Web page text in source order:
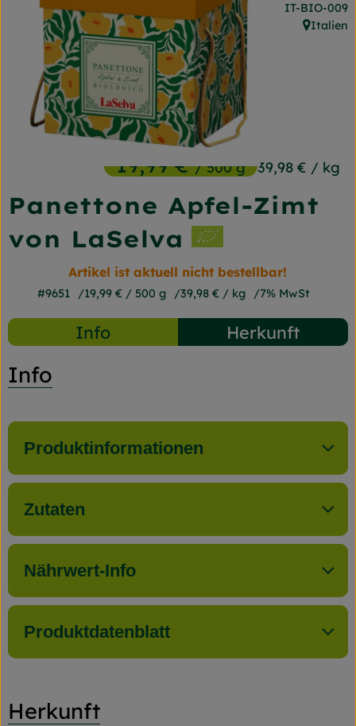
Frischetheke
Naturkost
Getränke
Gartensaison
So geht's
Unsere Kisten
Über uns
Blog
Jetzt bestellen
Panettone Apfel-Zimt
von LaSelva
19,99 €/ 500 g 39,98 € / kg
,
IT-BIO-009
,
Italien
Artikel ist aktuell nicht bestellbar!
#9651 19,99 € / 500 g 39,98 € / kg 7% MwSt
Info Herkunft
Info
Produktinformationen
Zutaten
Nährwert-Info
Produktdatenblatt
Herkunft